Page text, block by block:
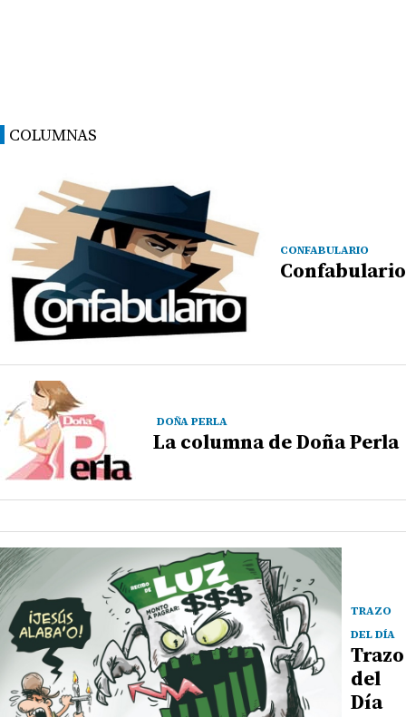
COLUMNAS
CONFABULARIO
Confabulario
DOÑA PERLA
La columna de Doña Perla
TRAZO
DEL DÍA
Trazo
del
Día